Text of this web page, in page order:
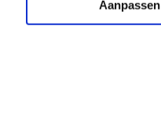
Aanpassen
INSCHRIJVEN